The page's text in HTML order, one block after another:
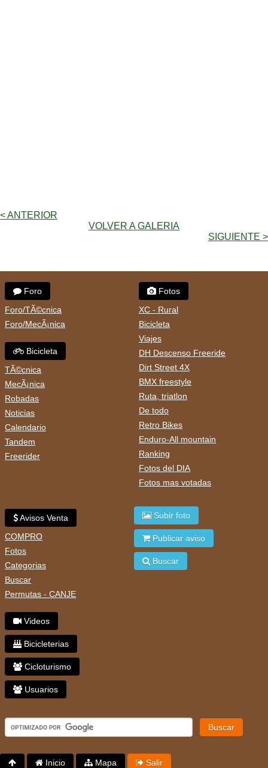
< ANTERIOR
VOLVER A GALERIA
SIGUIENTE >
Foro
Foro/TÃ©cnica
Foro/MecÃ¡nica
Bicicleta
TÃ©cnica
MecÃ¡nica
Robadas
Noticias
Calendario
Tandem
Freerider
Fotos
XC - Rural
Bicicleta
Viajes
DH Descenso Freeride
Dirt Street 4X
BMX freestyle
Ruta, triatlon
De todo
Retro Bikes
Enduro-All mountain
Ranking
Fotos del DIA
Fotos mas votadas
Avisos Venta
COMPRO
Fotos
Categorias
Buscar
Permutas - CANJE
Videos
Bicicleterias
Cicloturismo
Usuarios
Subir foto
Publicar aviso
Buscar
Buscar
Inicio Mapa Salir